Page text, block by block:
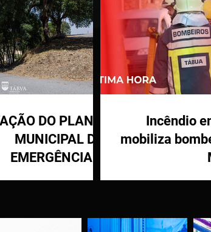
DO PLANO
MUNICIPAL DE
EMERGÊNCIA E
Incêndio
mobiliza